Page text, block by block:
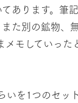
あります。筆
た別の鉱物、
モしていった
を1つのセッ